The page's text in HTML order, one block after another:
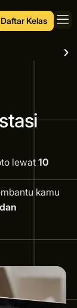
Daftar Kelas
lewat 10
kamu